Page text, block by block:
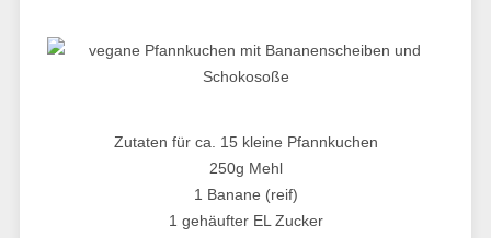
Zutaten für ca. 15 kleine Pfannkuchen
250g Mehl
1 Banane (reif)
1 gehäufter EL Zucker